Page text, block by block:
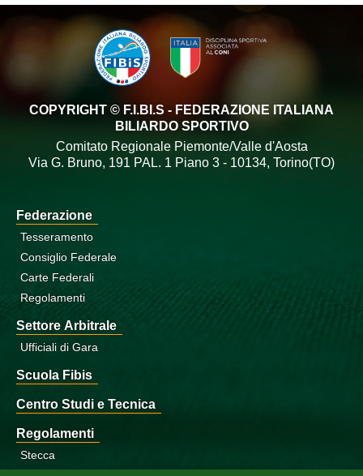
COPYRIGHT © F.I.BI.S - FEDERAZIONE ITALIANA
BILIARDO SPORTIVO
Comitato Regionale Piemonte/Valle d'Aosta
Via G. Bruno, 191 PAL. 1 Piano 3 - 10134, Torino(TO)
Federazione
Tesseramento
Consiglio Federale
Carte Federali
Regolamenti
Settore Arbitrale
Ufficiali di Gara
Scuola Fibis
Centro Studi e Tecnica
Regolamenti
Stecca